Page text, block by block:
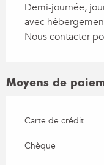
Demi-journée,
avec
Nous contacter
Moyens de
Carte de crédit
Chèque